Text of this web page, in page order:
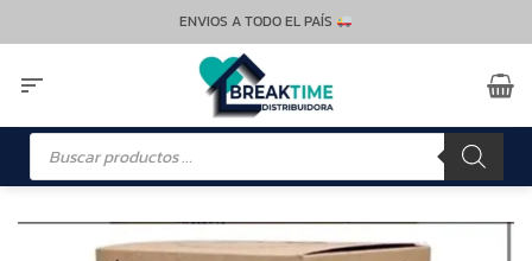
al
contenido
ENVIOS A TODO EL PAÍS
Búsqueda
productos